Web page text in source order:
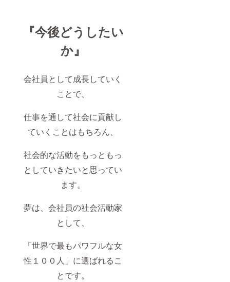
『今後どうしたい
か』
会社員として成長していく
ことで、
仕事を通して社会に貢献し
ていくことはもちろん、
社会的な活動をもっともっ
としていきたいと思ってい
ます。
夢は、会社員の社会活動家
として、
「世界で最もパワフルな女
性１００人」に選ばれるこ
とです。